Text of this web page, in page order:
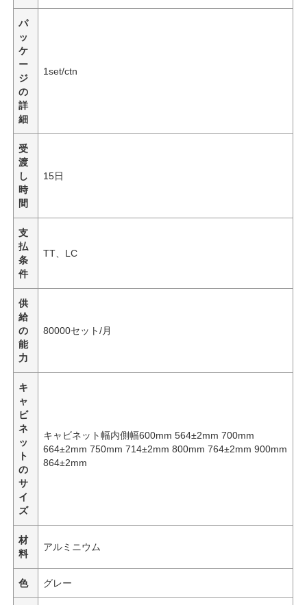
ホーム
製品
企業情報
パ
ッ
ケ
ー
ジ
の
詳
細
1set/ctn
受
渡
し
時
間
15日
支
払
条
件
TT、LC
供
給
の
能
力
80000セット/月
キ
ャ
ビ
ネ
ッ
ト
の
サ
イ
ズ
キャビネット幅内側幅600mm 564±2mm 700mm
664±2mm 750mm 714±2mm 800mm 764±2mm 900mm
864±2mm
材
料
アルミニウム
色 グレー